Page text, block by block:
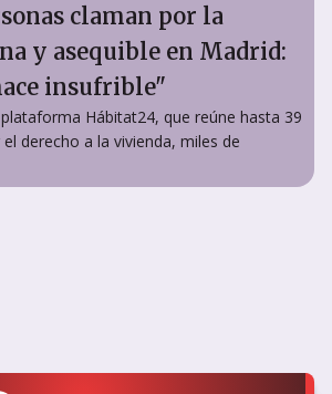
claman por la
y asequible en Madrid:
insufrible"
Hábitat24, que reúne hasta 39
derecho a la vivienda, miles de